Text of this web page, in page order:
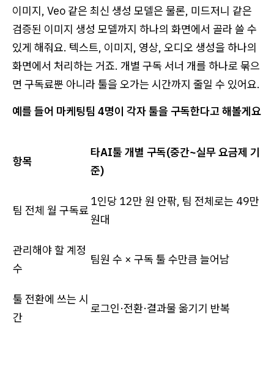
이미지, Veo 같은 최신 생성 모델은 물론, 미드저니 같은
검증된 이미지 생성 모델까지 하나의 화면에서 골라 쓸 수
있게 해줘요. 텍스트, 이미지, 영상, 오디오 생성을 하나의
화면에서 처리하는 거죠. 개별 구독 서너 개를 하나로 묶으
면 구독료뿐 아니라 툴을 오가는 시간까지 줄일 수 있어요.
예를 들어 마케팅팀 4명이 각자 툴을 구독한다고 해볼게요
항목
타AI툴 개별 구독(중간~실무 요금제 기
준)
팀 전체 월 구독료
1인당 12만 원 안팎, 팀 전체로는 49만
원대
관리해야 할 계정
수
팀원 수 × 구독 툴 수만큼 늘어남
툴 전환에 쓰는 시
간
로그인·전환·결과물 옮기기 반복